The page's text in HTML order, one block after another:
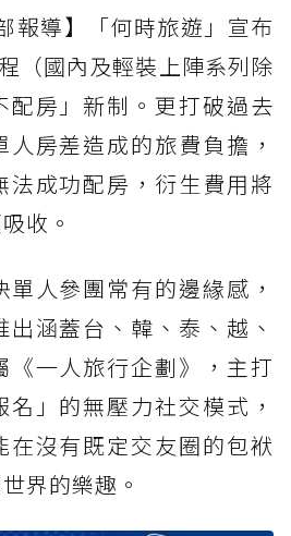
報導】「何時旅遊」宣布
（國內及輕裝上陣系列除
配房」新制。更打破過去
房差造成的旅費負擔，
法成功配房，衍生費用將
收。
人參團常有的邊緣感，
涵蓋台、韓、泰、越、
《一人旅行企劃》，主打
名」的無壓力社交模式，
在沒有既定交友圈的包袱
界的樂趣。